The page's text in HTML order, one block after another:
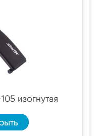
изогнутая